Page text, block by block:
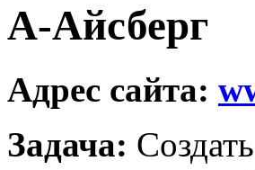
A-Айсберг
Адрес сайта:
Задача: